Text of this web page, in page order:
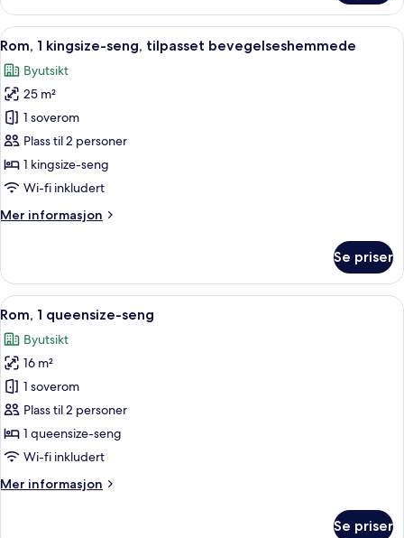
1
kingsize-
seng,
Åpne
alle
bildene
av
Rom,
1
kingsize-
seng,
bevegelseshemmede
5
Rom, 1 kingsize-seng, tilpasset bevegelseshemmede
Byutsikt
25 m²
1 soverom
Plass til 2 personer
1 kingsize-seng
Wi-fi inkludert
Mer informasjon
Mer
1
kingsize-
seng,
tilpasset
bevegelseshemmede
Se priser
Åpne
alle
bildene
av
Rom,
1
queensize-
seng
Rom, 1 queensize-seng |
5
Rom, 1 queensize-seng
Byutsikt
16 m²
1 soverom
Plass til 2 personer
1 queensize-seng
Wi-fi inkludert
Mer informasjon
Mer
Se priser